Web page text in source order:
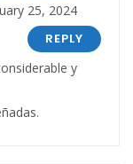
25, 2024
REPLY
y